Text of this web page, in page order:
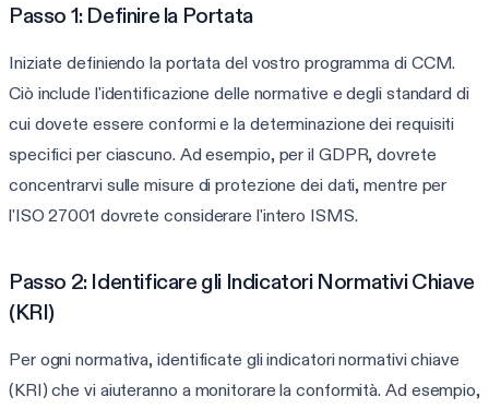
Passo 1: Definire la Portata
Iniziate definiendo la portata del vostro programma di CCM.
Ciò include l'identificazione delle normative e degli standard di
cui dovete essere conformi e la determinazione dei requisiti
specifici per ciascuno. Ad esempio, per il GDPR, dovrete
concentrarvi sulle misure di protezione dei dati, mentre per
l'ISO 27001 dovrete considerare l'intero ISMS.
Passo 2: Identificare gli Indicatori Normativi Chiave
(KRI)
Per ogni normativa, identificate gli indicatori normativi chiave
(KRI) che vi aiuteranno a monitorare la conformità. Ad esempio,